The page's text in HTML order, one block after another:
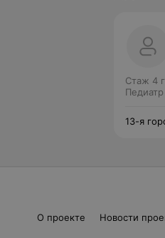
Стаж 4
Педиатр
13-я
О проекте Новости